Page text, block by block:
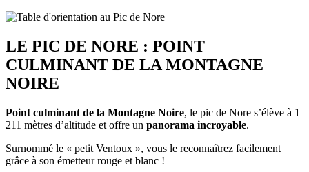
LE PIC DE NORE : POINT
CULMINANT DE LA MONTAGNE
NOIRE
Point culminant de la Montagne Noire, le pic de Nore s’élève à 1
211 mètres d’altitude et offre un panorama incroyable.
Surnommé le « petit Ventoux », vous le reconnaîtrez facilement
grâce à son émetteur rouge et blanc !